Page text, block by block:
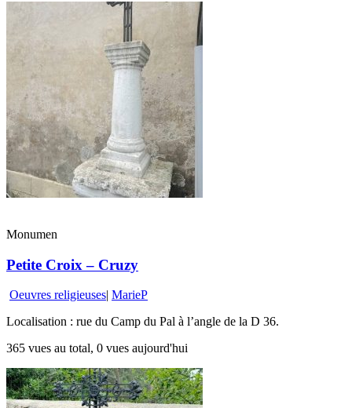
Monumen
Petite Croix – Cruzy
Oeuvres religieuses| MarieP
Localisation : rue du Camp du Pal à l’angle de la D 36.
365 vues au total, 0 vues aujourd'hui